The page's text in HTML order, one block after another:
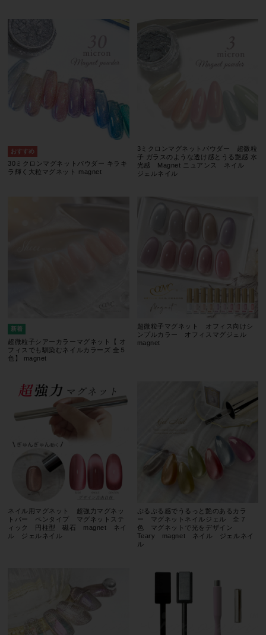
30ミクロンマグネットパウダー キラキ
ラ輝く大粒マグネット magnet
3ミクロンマグネットパウダー 超微粒
子 ガラスのような透け感とうる艶感 水
光感 Magnet ニュアンス ネイル
ジェルネイル
超微粒子シアーカラーマグネット【 オ
フィスでも馴染むネイルカラーズ 全５
色】 magnet
超微粒子マグネット オフィス向けシ
ンプルカラー オフィスマグジェル
magnet
ネイル用マグネット 超強力マグネッ
トバー ペンタイプ マグネットステ
ィック 円柱型 磁石 magnet ネイ
ル ジェルネイル
ぷるぷる感でうるっと艶のあるカラ
ー マグネットネイルジェル 全７
色 マグネットで光をデザイン
Teary magnet ネイル ジェルネイ
ル